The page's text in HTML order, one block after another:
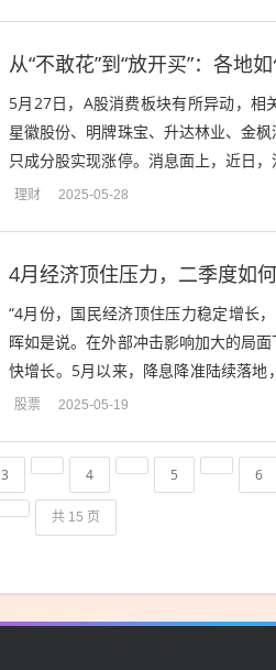
从“不敢花”到“放开买”：各地
5月27日，A股消费板块有所异动，相
星徽股份、明牌珠宝、升达林业、金
只成分股实现涨停。消息面上，近日
证券策略团队发布研报指出，目前，我
理财 2025-05-28
4月经济顶住压力，二季度如
“4月份，国民经济顶住压力稳定增长
晖如是说。在外部冲击影响加大的局
快增长。5月以来，降息降准陆续落地
虫创意）从拉动经济增长的“三驾马车”
股票 2025-05-19
3 4 5 6
共 15 页